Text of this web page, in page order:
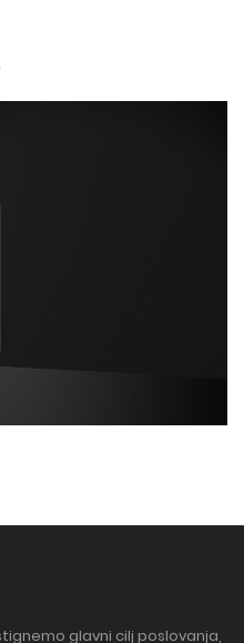
glavni cilj poslovanja,